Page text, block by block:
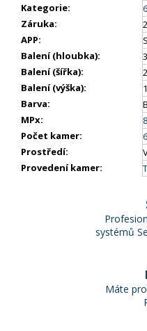
Kategorie:
Záruka:
APP:
Balení (hloubka):
Balení (šířka):
Balení (výška):
Barva:
MPx:
Počet kamer:
6
Prostředí:
Provedení kamer:
systémů
Máte